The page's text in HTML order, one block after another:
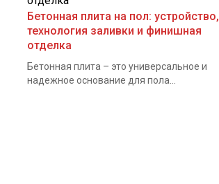
Бетонная плита на пол: устройство,
технология заливки и финишная
отделка
Бетонная плита – это универсальное и
надежное основание для пола...